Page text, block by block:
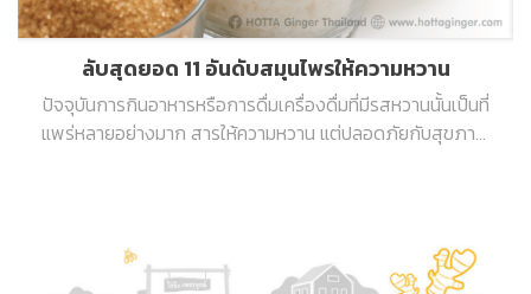
ลับสุดยอด 11 อันดับสมุนไพรให้ความหวาน
ปัจจุบันการกินอาหารหรือการดื่มเครื่องดื่มที่มีรสหวานนั้นเป็นที่
แพร่หลายอย่างมาก สารให้ความหวาน แต่ปลอดภัยกับสุขภาพ